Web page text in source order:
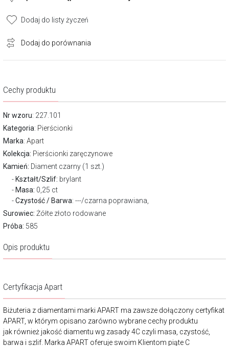
Dodaj do listy życzeń
Dodaj do porównania
Cechy produktu
Nr wzoru: 227.101
Kategoria: Pierścionki
Marka: Apart
Kolekcja: Pierścionki zaręczynowe
Kamień: Diament czarny (1 szt.)
Kształt/Szlif: brylant
Masa: 0,25 ct
Czystość / Barwa: ---/czarna poprawiana,
Surowiec: Żółte złoto rodowane
Próba: 585
Opis produktu
Certyfikacja Apart
Biżuteria z diamentami marki APART ma zawsze dołączony certyfikat
APART, w którym opisano zarówno wybrane cechy produktu
jak również jakość diamentu wg zasady 4C czyli masa, czystość,
barwa i szlif. Marka APART oferuje swoim Klientom piąte C